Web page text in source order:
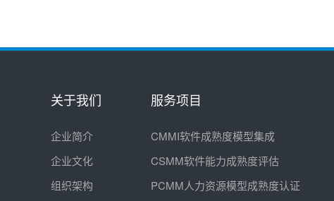
关于我们
企业简介
企业文化
组织架构
服务项目
CMMI软件成熟度模型集成
CSMM软件能力成熟度评估
PCMM人力资源模型成熟度认证